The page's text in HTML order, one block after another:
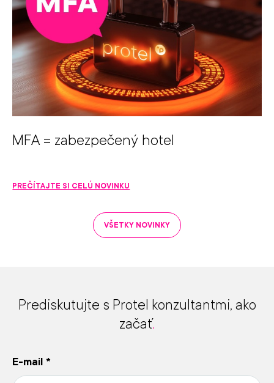
MFA = zabezpečený hotel
PREČÍTAJTE SI CELÚ NOVINKU
VŠETKY NOVINKY
Prediskutujte s Protel konzultantmi, ako
začať.
E-mail *